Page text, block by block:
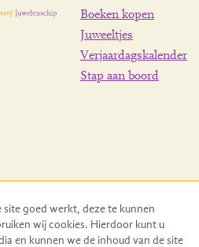
Boeken kopen
Juweeltjes
Verjaardagskalender
Stap aan boord
goed werkt, deze te kunnen
wij cookies. Hierdoor kunt u
en kunnen we de inhoud van de site